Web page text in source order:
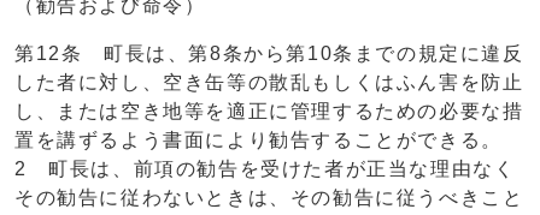
（勧告および命令）
第12条 町長は、第8条から第10条までの規定に違反
した者に対し、空き缶等の散乱もしくはふん害を防止
し、または空き地等を適正に管理するための必要な措
置を講ずるよう書面により勧告することができる。
2 町長は、前項の勧告を受けた者が正当な理由なく
その勧告に従わないときは、その勧告に従うべきこと